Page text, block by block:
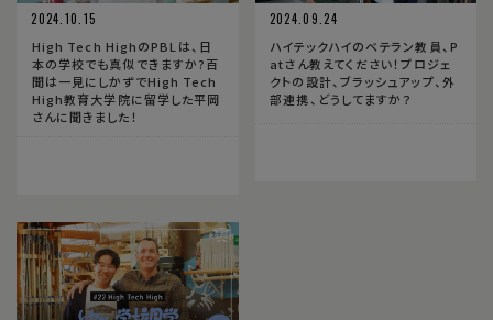
2024.10.15
High Tech HighのPBLは、日
本の学校でも真似できますか?百
聞は一見にしかずでHigh Tech
High教育大学院に留学した平岡
さんに聞きました！
2024.09.24
ハイテックハイのベテラン教員、P
atさん教えてください！プロジェ
クトの設計、ブラッシュアップ、外
部連携、どうしてますか？